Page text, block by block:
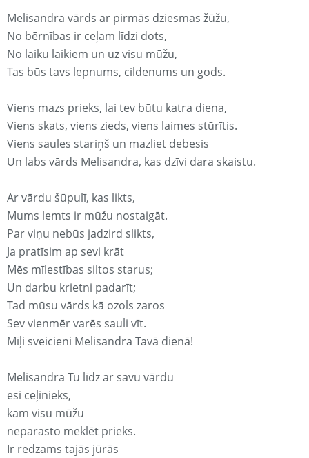
Melisandra vārds ar pirmās dziesmas žūžu,
No bērnības ir ceļam līdzi dots,
No laiku laikiem un uz visu mūžu,
Tas būs tavs lepnums, cildenums un gods.
Viens mazs prieks, lai tev būtu katra diena,
Viens skats, viens zieds, viens laimes stūrītis.
Viens saules stariņš un mazliet debesis
Un labs vārds Melisandra, kas dzīvi dara skaistu.
Ar vārdu šūpulī, kas likts,
Mums lemts ir mūžu nostaigāt.
Par viņu nebūs jadzird slikts,
Ja pratīsim ap sevi krāt
Mēs mīlestības siltos starus;
Un darbu krietni padarīt;
Tad mūsu vārds kā ozols zaros
Sev vienmēr varēs sauli vīt.
Mīļi sveicieni Melisandra Tavā dienā!
Melisandra Tu līdz ar savu vārdu
esi ceļinieks,
kam visu mūžu
neparasto meklēt prieks.
Ir redzams tajās jūrās